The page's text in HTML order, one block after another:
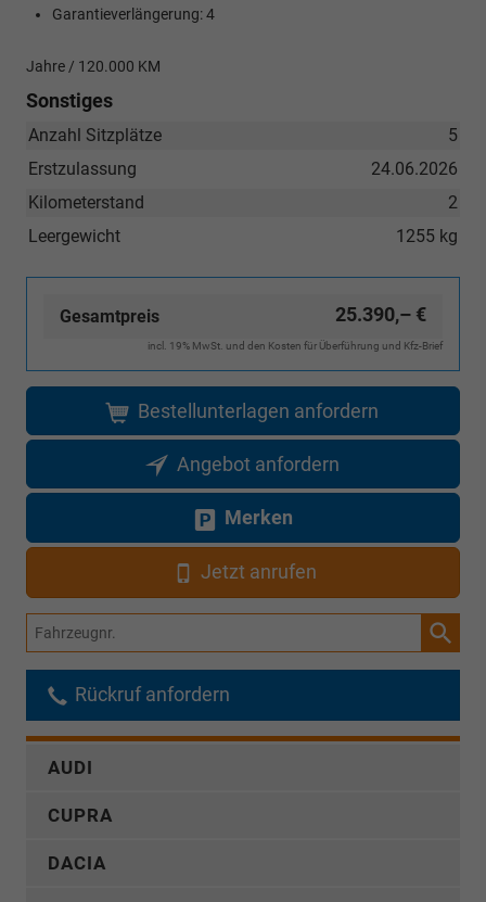
Garantieverlängerung: 4
Jahre / 120.000 KM
Sonstiges
5
Anzahl Sitzplätze
24.06.2026
Erstzulassung
2
Kilometerstand
1255 kg
Leergewicht
Gesamtpreis 25.390,– €
incl. 19% MwSt. und den Kosten für Überführung und Kfz-Brief
Bestellunterlagen anfordern
Angebot anfordern
Merken
Jetzt anrufen
Fahrzeugnr.
Rückruf anfordern
AUDI
CUPRA
DACIA